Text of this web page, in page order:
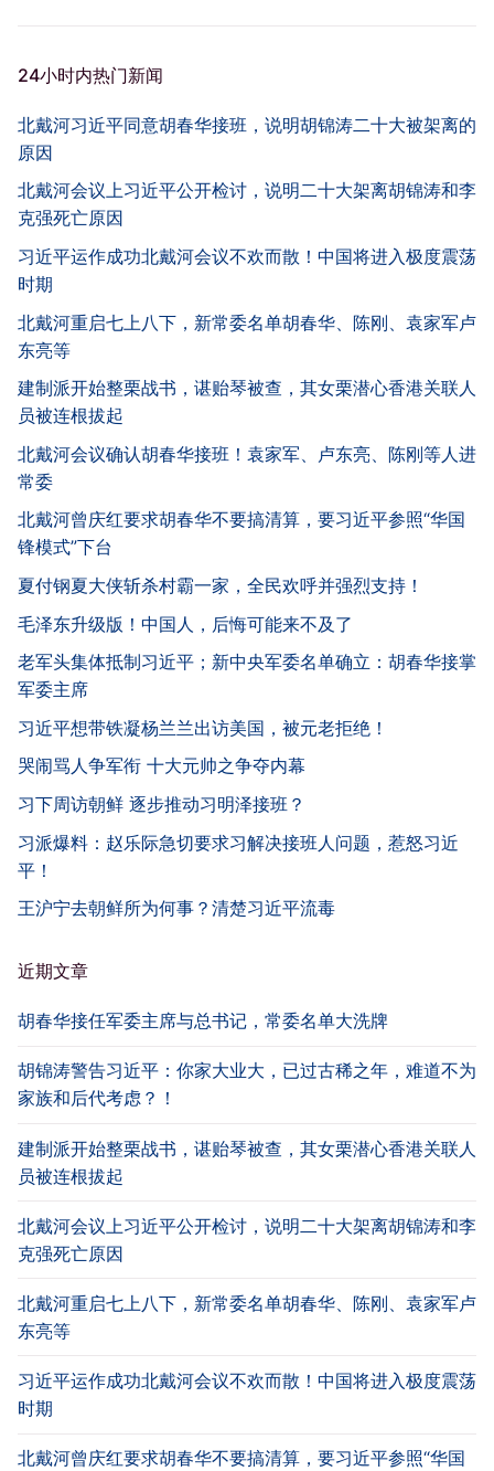
24小时内热门新闻
北戴河习近平同意胡春华接班，说明胡锦涛二十大被架离的
原因
北戴河会议上习近平公开检讨，说明二十大架离胡锦涛和李
克强死亡原因
习近平运作成功北戴河会议不欢而散！中国将进入极度震荡
时期
北戴河重启七上八下，新常委名单胡春华、陈刚、袁家军卢
东亮等
建制派开始整栗战书，谌贻琴被查，其女栗潜心香港关联人
员被连根拔起
北戴河会议确认胡春华接班！袁家军、卢东亮、陈刚等人进
常委
北戴河曾庆红要求胡春华不要搞清算，要习近平参照“华国
锋模式”下台
夏付钢夏大侠斩杀村霸一家，全民欢呼并强烈支持！
毛泽东升级版！中国人，后悔可能来不及了
老军头集体抵制习近平；新中央军委名单确立：胡春华接掌
军委主席
习近平想带铁凝杨兰兰出访美国，被元老拒绝！
哭闹骂人争军衔 十大元帅之争夺内幕
习下周访朝鲜 逐步推动习明泽接班？
习派爆料：赵乐际急切要求习解决接班人问题，惹怒习近
平！
王沪宁去朝鲜所为何事？清楚习近平流毒
近期文章
胡春华接任军委主席与总书记，常委名单大洗牌
胡锦涛警告习近平：你家大业大，已过古稀之年，难道不为
家族和后代考虑？！
建制派开始整栗战书，谌贻琴被查，其女栗潜心香港关联人
员被连根拔起
北戴河会议上习近平公开检讨，说明二十大架离胡锦涛和李
克强死亡原因
北戴河重启七上八下，新常委名单胡春华、陈刚、袁家军卢
东亮等
习近平运作成功北戴河会议不欢而散！中国将进入极度震荡
时期
北戴河曾庆红要求胡春华不要搞清算，要习近平参照“华国